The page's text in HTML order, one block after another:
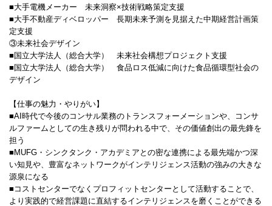
■大手電機メーカー 未来洞察×技術戦略策定支援
■大手不動産ディベロッパー 長期未来予測を見据えた中期経営計画策
定支援
③未来社会デザイン
■国立大学法人（総合大学） 未来社会構想プロジェクト支援
■国立大学法人（総合大学） 食品ロス低減に向けた食品循環型社会の
デザイン
【仕事の魅力・やりがい】
■AI時代で今後のコンサル業務のトランスフォーメーションや、コンサ
ルファームとしての生き残りが問われる中で、その価値創出の最先鋒を
担う
■MUFG・シンクタンク・アカデミアとの密な連携による最先端かつ深
い知見や、豊富なネットワークがインテリジェンス活動の強みの大きな
源泉になる
■コストセンターでなくプロフィットセンターとして活動することで、
より実践的で経営課題に直結するインテリジェンスを磨くことができる